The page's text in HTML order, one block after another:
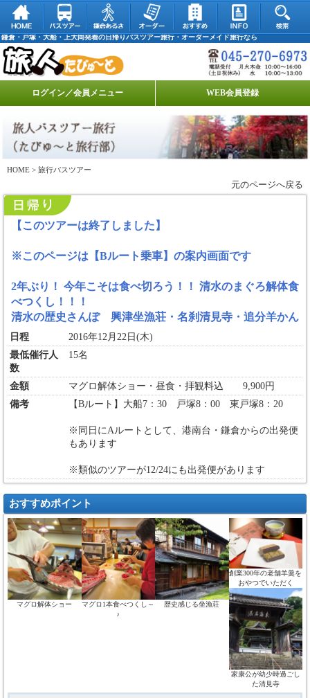
鎌倉・戸塚・大船・上大岡発着の日帰りバスツアー旅行・オーダーメイド旅行なら
ログイン／会員メニュー WEB会員登録
HOME > 旅行バスツアー
元のページへ戻る
【このツアーは終了しました】
※このページは【Bルート乗車】の案内画面です
2年ぶり！ 今年こそは食べ切ろう！！ 清水のまぐろ解体食
べつくし！！！
清水の歴史さんぽ 興津坐漁荘・名刹清見寺・追分羊かん
日程
2016年12月22日(木)
最低催行人
数
15名
金額
マグロ解体ショー・昼食・拝観料込 9,900円
備考
【Bルート】大船7：30 戸塚8：00 東戸塚8：20
※同日にAルートとして、港南台・鎌倉からの出発便
もあります
※類似のツアーが12/24にも出発便があります
おすすめポイント
マグロ解体ショー
マグロ1本食べつくし～
♪
歴史感じる坐漁荘
創業300年の老舗羊羹を
おやつでいただく
家康公が幼少時過ごし
た清見寺